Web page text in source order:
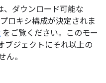
、ダウンロード可能な
ロキシ構成が決定されま
をご覧ください。このモー
ブジェクトにそれ以上の
ん。